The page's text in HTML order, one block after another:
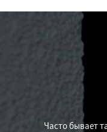
Часто бывает